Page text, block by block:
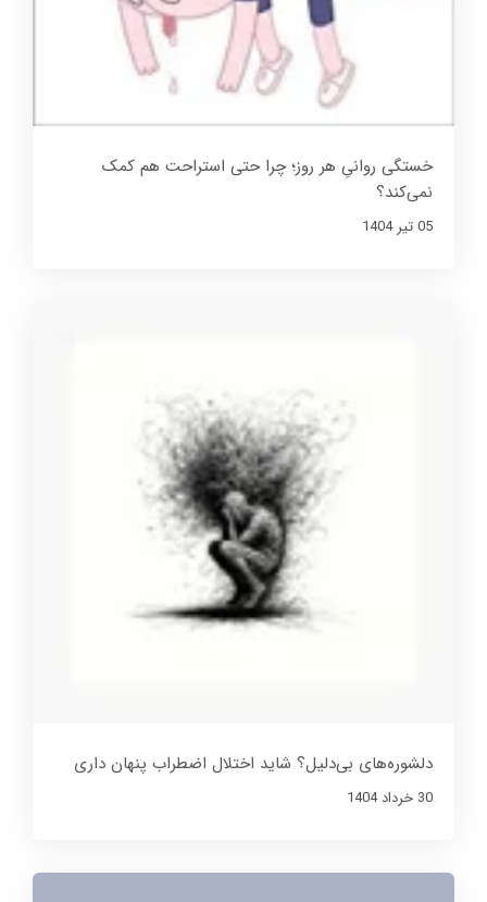
خستگی روانیِ هر روز؛ چرا حتی استراحت هم کمک
نمی‌کند؟
05 تير 1404
دلشوره‌های بی‌دلیل؟ شاید اختلال اضطراب پنهان داری
30 خرداد 1404